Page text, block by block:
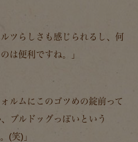
ツらしさも感じられるし、何
は便利ですね。」
ルムにこのゴツめの錠前って
ブルドッグっぽいという
(笑)」